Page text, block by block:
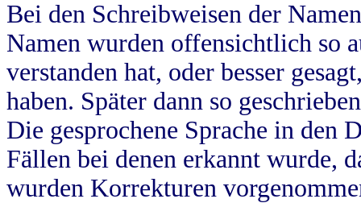
Bei den Schreibweisen der
Namen wurden offensichtlich so
verstanden hat, oder besser
haben. Später dann so
Die gesprochene Sprache in
Fällen bei denen erkannt wurde,
wurden Korrekturen